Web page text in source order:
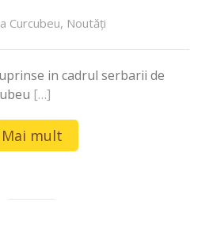
Curcubeu, Noutăți
in cadrul serbarii de
[…]
Mai mult